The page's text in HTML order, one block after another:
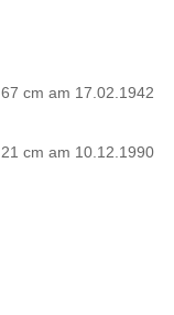
67 cm am 17.02.1942
21 cm am 10.12.1990